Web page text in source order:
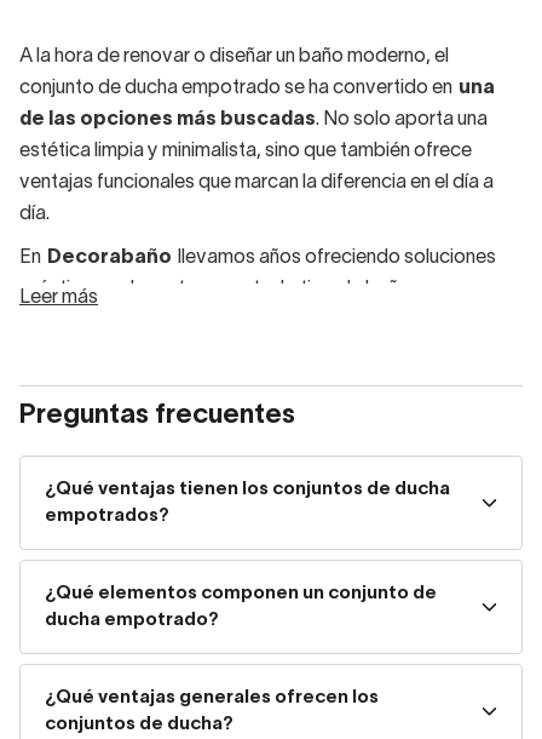
A la hora de renovar o diseñar un baño moderno, el
conjunto de ducha empotrado se ha convertido en una
de las opciones más buscadas. No solo aporta una
estética limpia y minimalista, sino que también ofrece
ventajas funcionales que marcan la diferencia en el día a
día.
En Decorabaño llevamos años ofreciendo soluciones
prácticas y elegantes para todo tipo de baños, y
diseño.
Conjuntos de ducha
empotrados: diseño que se
La gran ventaja de comprar conjuntos de ducha
empotradosen la pared es que se optimiza más el
espacio de ducha. En baños pequeños, estos conjuntos
de ducha empotrados —que prescinden de barra—
permiten ganar unos valiosos centímetros adicionales.
Leer más
Preguntas frecuentes
¿Qué ventajas tienen los conjuntos de ducha
empotrados?
¿Qué elementos componen un conjunto de
ducha empotrado?
¿Qué ventajas generales ofrecen los
conjuntos de ducha?